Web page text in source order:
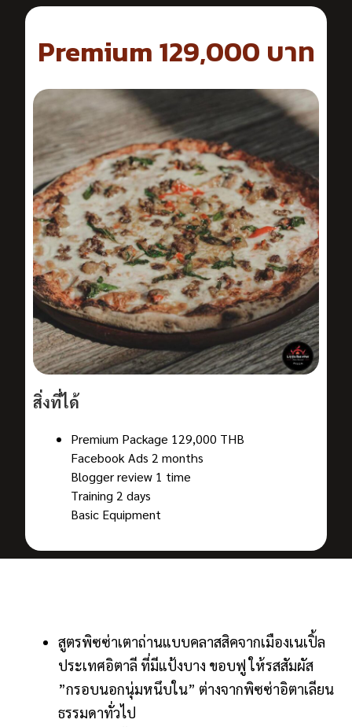
Premium 129,000 บาท
สิ่งที่ได้
Premium Package 129,000 THB
Facebook Ads 2 months
Blogger review 1 time
Training 2 days
Basic Equipment
สูตรพิซซ่าเตาถ่านแบบคลาสสิคจากเมืองเนเปิ้ล
ประเทศอิตาลี ที่มีแป้งบาง ขอบฟู ให้รสสัมผัส
”กรอบนอกนุ่มหนึบใน” ต่างจากพิซซ่าอิตาเลียน
ธรรมดาทั่วไป